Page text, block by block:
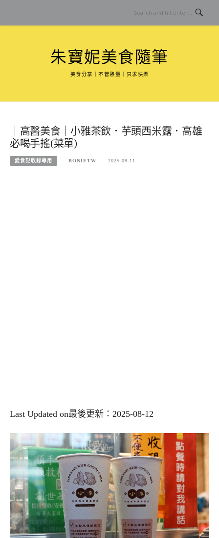
content
朱寶妮美食隨筆
美食分享｜不管熱量｜只求快樂
｜高醫美食｜小雅茶飲．芋頭西米露．高雄
必喝手搖(菜單)
愛食記收錄專用 BONIETW 2025-08-11
Last Updated on最後更新：2025-08-12